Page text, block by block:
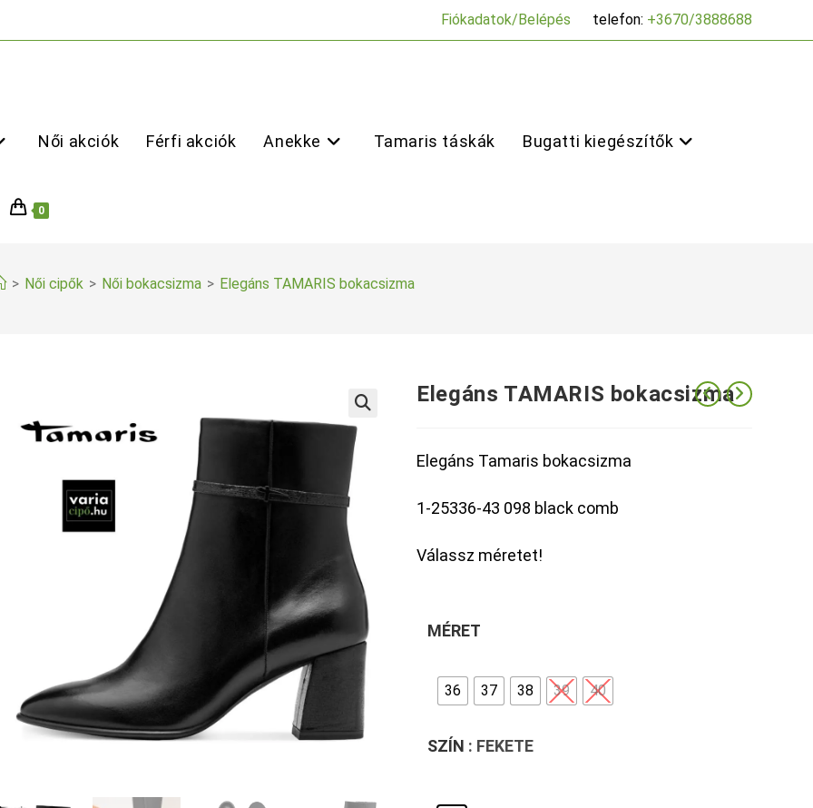
Fiókadatok/Belépés telefon: +3670/3888688
Női akciók Férfi akciók Anekke Tamaris táskák Bugatti kiegészítők
0
> Női cipők > Női bokacsizma > Elegáns TAMARIS bokacsizma
Elegáns TAMARIS bokacsizma
Elegáns Tamaris bokacsizma
1-25336-43 098 black comb
Válassz méretet!
MÉRET
36 37 38 39 40
SZÍN : FEKETE